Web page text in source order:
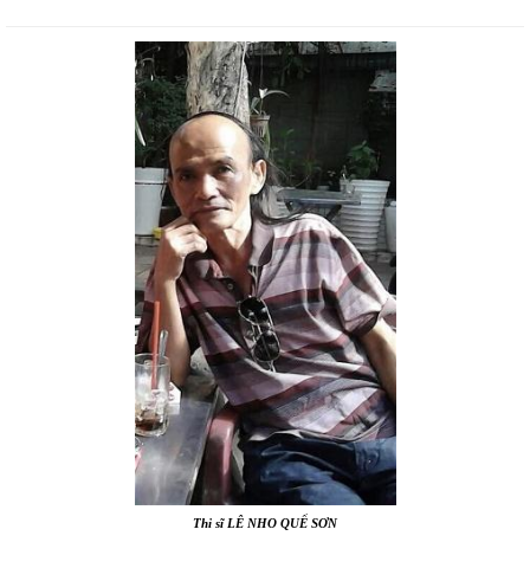
Thi sĩ LÊ NHO QUẾ SƠN